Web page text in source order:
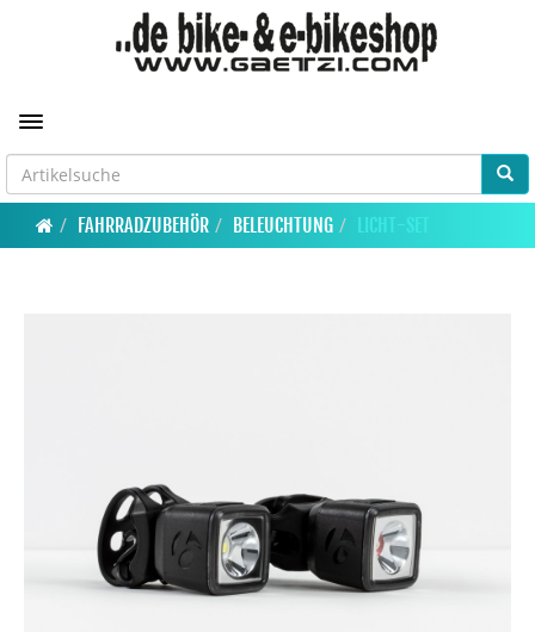
Toggle navigation
FAHRRADZUBEHÖR BELEUCHTUNG LICHT-SET